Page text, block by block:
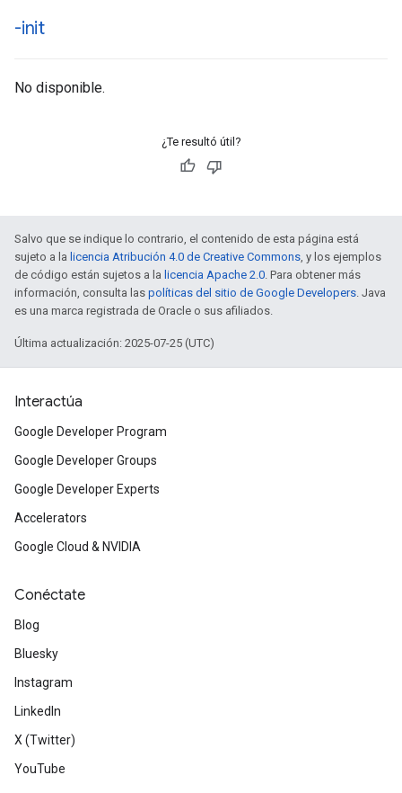
-init
No disponible.
¿Te resultó útil?
Salvo que se indique lo contrario, el contenido de esta página está
sujeto a la licencia Atribución 4.0 de Creative Commons, y los ejemplos
de código están sujetos a la licencia Apache 2.0. Para obtener más
información, consulta las políticas del sitio de Google Developers. Java
es una marca registrada de Oracle o sus afiliados.
Última actualización: 2025-07-25 (UTC)
Interactúa
Google Developer Program
Google Developer Groups
Google Developer Experts
Accelerators
Google Cloud & NVIDIA
Conéctate
Blog
Bluesky
Instagram
LinkedIn
X (Twitter)
YouTube